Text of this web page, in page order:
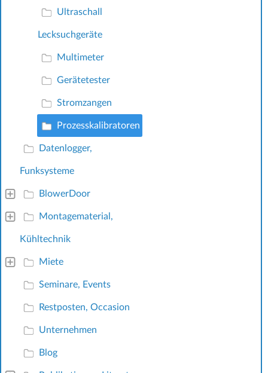
Ultraschall
Lecksuchgeräte
Multimeter
Gerätetester
Stromzangen
Prozesskalibratoren
Datenlogger,
Funksysteme
BlowerDoor
Montagematerial,
Kühltechnik
Miete
Seminare, Events
Restposten, Occasion
Unternehmen
Blog